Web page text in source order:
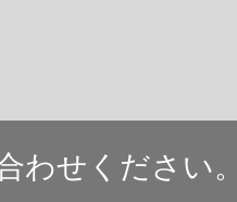
わせください